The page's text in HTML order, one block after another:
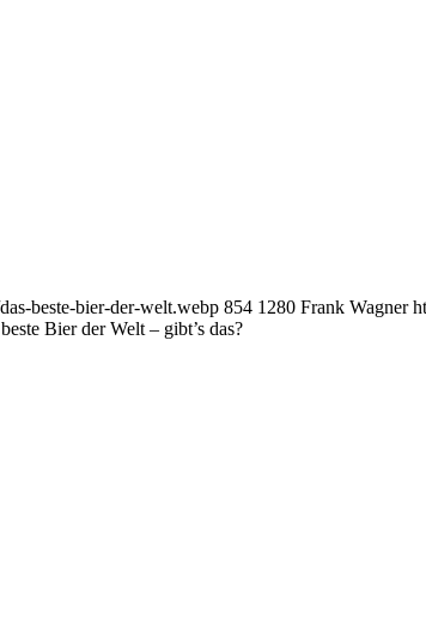
beste-bier-der-welt.webp 854 1280 Frank Wagner
Bier der Welt – gibt’s das?